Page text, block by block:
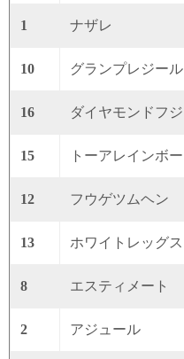
1 ナザレ
10 グランプレジール
16 ダイヤモンドフジ
15 トーアレインボー
12 フウゲツムヘン
13 ホワイトレッグス
8 エスティメート
2 アジュール